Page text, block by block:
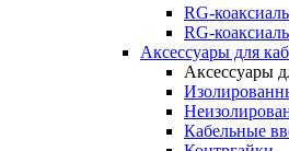
RG-
RG-
Аксессуары для
Аксессуары
Кабельные